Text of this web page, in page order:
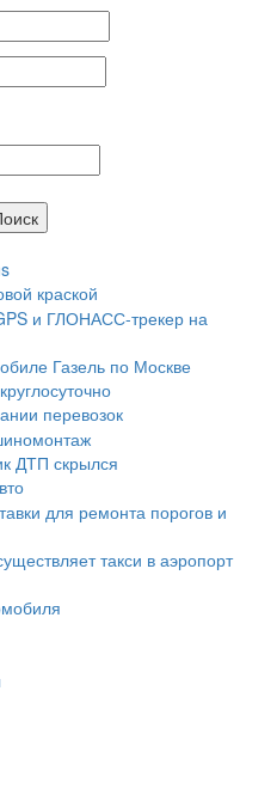
краской
и ГЛОНАСС-трекер на
Газель по Москве
перевозок
ДТП скрылся
для ремонта порогов и
такси в аэропорт